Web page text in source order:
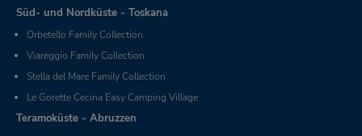
Süd- und Nordküste - Toskana
Orbetello Family Collection
Viareggio Family Collection
Stella del Mare Family Collection
Le Gorette Cecina Easy Camping Village
Teramoküste - Abruzzen